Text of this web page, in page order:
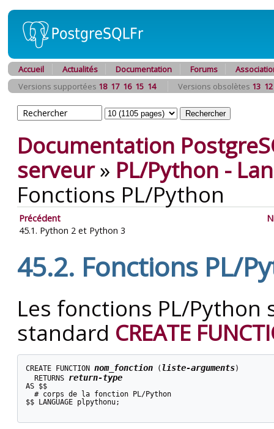
Accueil Actualités Documentation Forums
Versions supportées 18 17 16 15 14 Versions obsolètes 13 12
Documentation
serveur» PL/Python -
Fonctions PL/Python
Précédent
45.1. Python 2 et Python 3
45.2. Fonctions PL/
Les fonctions PL/Python
standard CREATE
CREATE FUNCTION nom_fonction ( liste-arguments)
  RETURNS
return-type
AS $$
  # corps de la fonction PL/Python
$$ LANGUAGE plpythonu;